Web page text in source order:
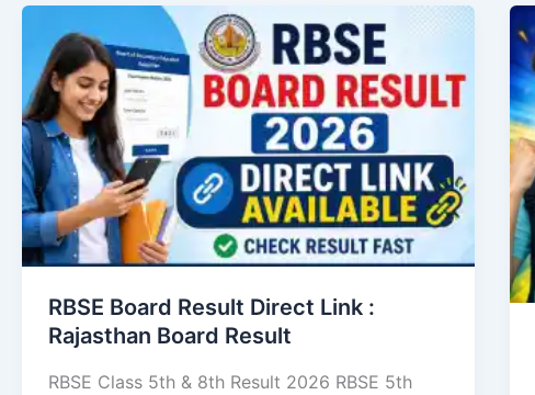
RBSE Board Result Direct Link : ​
Rajasthan Board Result
RBSE Class 5th & 8th Result 2026 RBSE 5th